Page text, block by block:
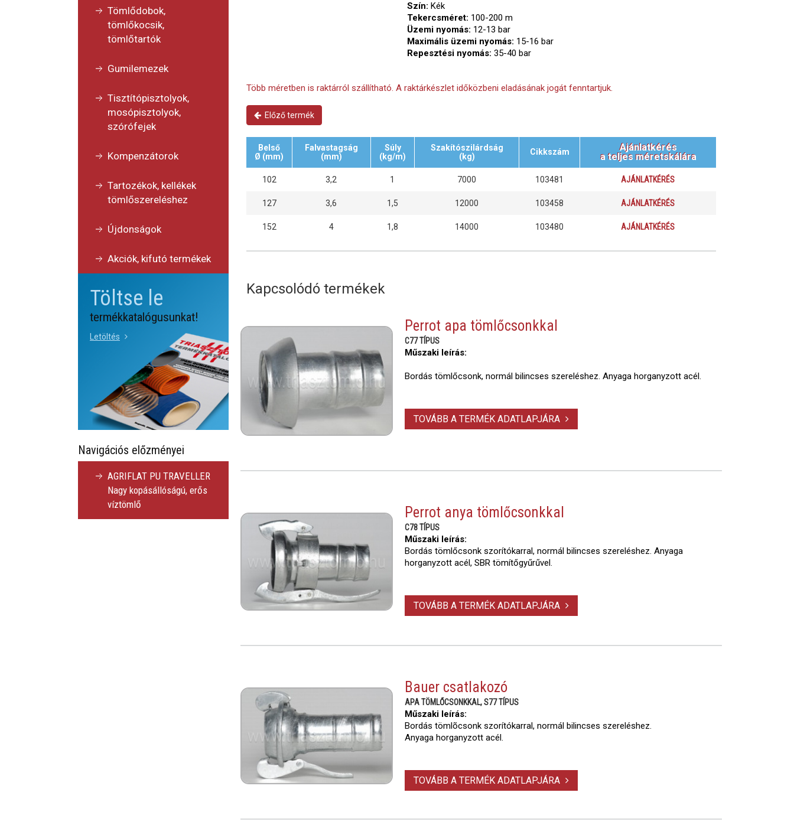
Tömlődobok,
tömlőkocsik,
tömlőtartók
Gumilemezek
Tisztítópisztolyok,
mosópisztolyok,
szórófejek
Kompenzátorok
Tartozékok, kellékek
tömlőszereléshez
Újdonságok
Akciók, kifutó termékek
Töltse le
termékkatalógusunkat!
Letöltés
Navigációs előzményei
AGRIFLAT PU TRAVELLER
Nagy kopásállóságú, erős
víztömlő
Szín: Kék
Tekercsméret: 100-200 m
Üzemi nyomás: 12-13 bar
Maximális üzemi nyomás: 15-16 bar
Repesztési nyomás: 35-40 bar
Több méretben is raktárról szállítható. A raktárkészlet időközbeni eladásának jogát fenntartjuk.
Előző termék
Belső
Ø (mm)
Falvastagság
(mm)
Súly
(kg/m)
Szakítószilárdság
(kg)
Cikkszám
Ajánlatkérés
a teljes méretskálára
102 3,2 1 7000 103481 AJÁNLATKÉRÉS
127 3,6 1,5 12000 103458 AJÁNLATKÉRÉS
152 4 1,8 14000 103480 AJÁNLATKÉRÉS
Kapcsolódó termékek
Perrot apa tömlőcsonkkal
C77 TÍPUS
Műszaki leírás:
Bordás tömlőcsonk, normál bilincses szereléshez. Anyaga horganyzott acél.
TOVÁBB A TERMÉK ADATLAPJÁRA
Perrot anya tömlőcsonkkal
C78 TÍPUS
Műszaki leírás:
Bordás tömlőcsonk szorítókarral, normál bilincses szereléshez. Anyaga
horganyzott acél, SBR tömítőgyűrűvel.
TOVÁBB A TERMÉK ADATLAPJÁRA
Bauer csatlakozó
APA TÖMLŐCSONKKAL, S77 TÍPUS
Műszaki leírás:
Bordás tömlõcsonk szorítókarral, normál bilincses szereléshez.
Anyaga horganyzott acél.
TOVÁBB A TERMÉK ADATLAPJÁRA